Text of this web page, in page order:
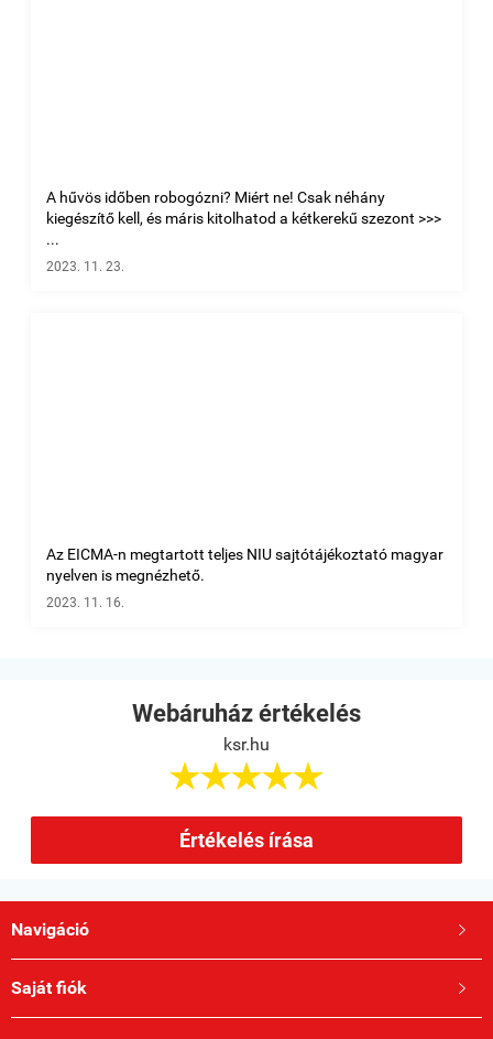
A hűvös időben robogózni? Miért ne! Csak néhány
kiegészítő kell, és máris kitolhatod a kétkerekű szezont >>>
...
2023. 11. 23.
Az EICMA-n megtartott teljes NIU sajtótájékoztató magyar
nyelven is megnézhető.
2023. 11. 16.
Webáruház értékelés
ksr.hu

Értékelés írása
Navigáció 
Saját fiók 